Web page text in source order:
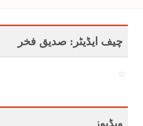
چیف ایڈیٹر: صدیق فخر
ویڈیوز